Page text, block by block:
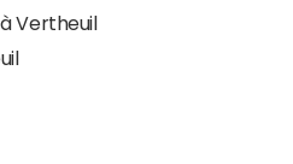
Vertheuil